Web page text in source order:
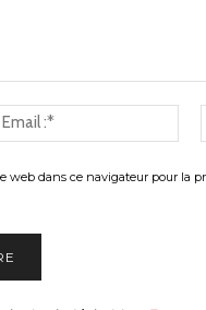
:*
web dans ce navigateur pour la